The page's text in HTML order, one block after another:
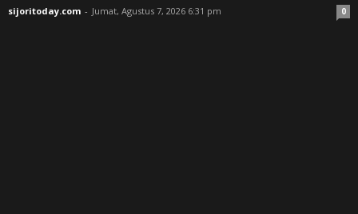
sijoritoday.com - Jumat, Agustus 7, 2026 6:31 pm 0